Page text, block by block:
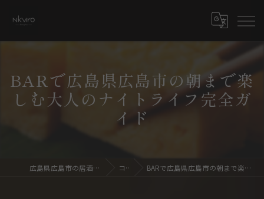
BARで広島県広島市の朝まで楽
しむ大人のナイトライフ完全ガ
イド
広島県広島市の居酒屋ならdining bar NKURO コラム BARで広島県広島市の朝まで楽しむ大人のナイトライフ完全ガイド